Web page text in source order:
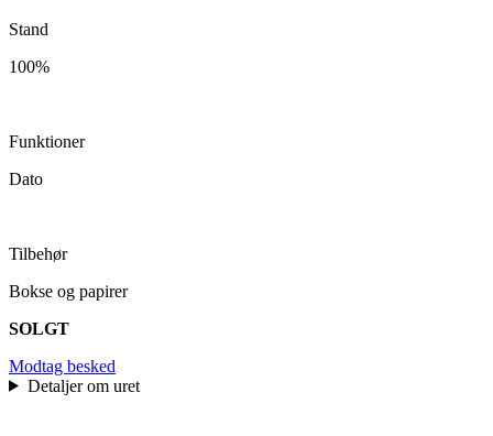
Stand
100%
Funktioner
Dato
Tilbehør
Bokse og papirer
SOLGT
Modtag besked
Detaljer om uret